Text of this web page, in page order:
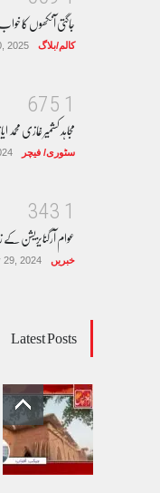
جاگتی آنکھوں کا
کالم/بلاگ 2025
1
5
7
6
مجاہد کشمیر غازی محمد
سٹوری/ فیچر
1
3
4
3
عوام آرگنایزیشن کے
خبریں 29, 2024
Latest Posts